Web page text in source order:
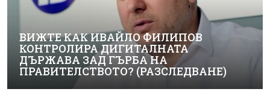
ВИЖТЕ КАК ИВАЙЛО ФИЛИПОВ
КОНТРОЛИРА ДИГИТАЛНАТА
ДЪРЖАВА ЗАД ГЪРБА НА
ПРАВИТЕЛСТВОТО? (РАЗСЛЕДВАНЕ)